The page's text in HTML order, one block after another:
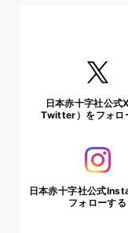
日本赤十字社公式
Twitter）をフォロ
日本赤十字社公式
フォローする